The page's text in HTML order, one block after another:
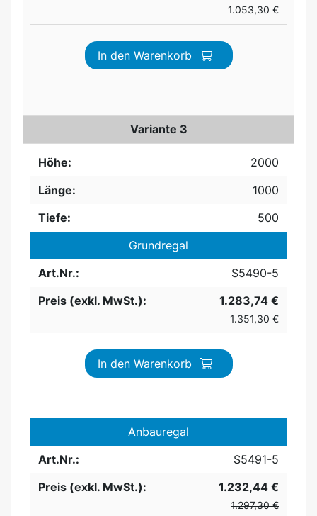
1.053,30 €
In den Warenkorb
Variante 3
Höhe:
2000
Länge:
1000
Tiefe:
500
Grundregal
Art.Nr.:
S5490-5
Preis (exkl. MwSt.):
1.283,74 €
1.351,30 €
In den Warenkorb
Anbauregal
Art.Nr.:
S5491-5
Preis (exkl. MwSt.):
1.232,44 €
1.297,30 €